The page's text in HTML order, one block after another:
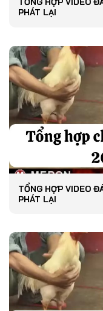
PHÁT LẠI
TỔNG HỢP VIDEO
PHÁT LẠI